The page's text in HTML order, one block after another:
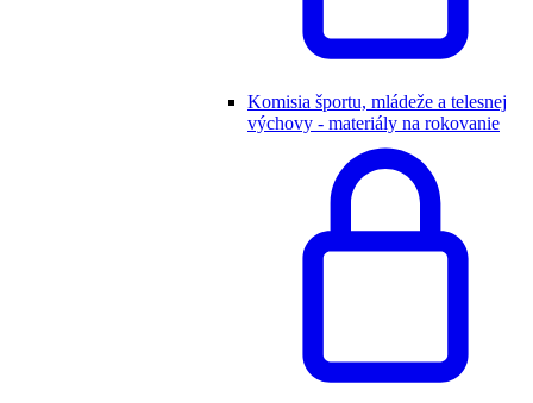
Komisia športu, mládeže a telesnej
výchovy - materiály na rokovanie